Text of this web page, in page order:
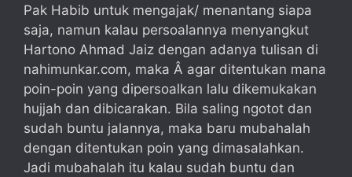
Pak Habib untuk mengajak/ menantang siapa
saja, namun kalau persoalannya menyangkut
Hartono Ahmad Jaiz dengan adanya tulisan di
nahimunkar.com, maka Â agar ditentukan mana
poin-poin yang dipersoalkan lalu dikemukakan
hujjah dan dibicarakan. Bila saling ngotot dan
sudah buntu jalannya, maka baru mubahalah
dengan ditentukan poin yang dimasalahkan.
Jadi mubahalah itu kalau sudah buntu dan